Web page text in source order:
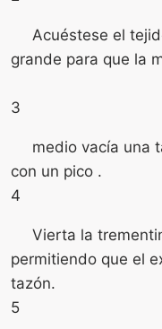
Acuéstese el
grande para que la
3
medio vacía una
con un pico .
4
Vierta la
permitiendo que el
tazón.
5